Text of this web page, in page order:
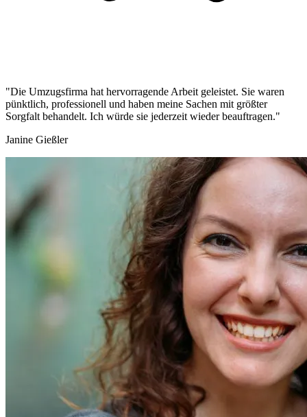
"Die Umzugsfirma hat hervorragende Arbeit geleistet. Sie waren
pünktlich, professionell und haben meine Sachen mit größter
Sorgfalt behandelt. Ich würde sie jederzeit wieder beauftragen."
Janine Gießler